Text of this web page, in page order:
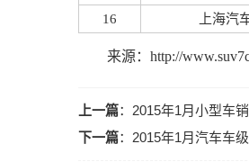
16
上海汽
来源：http://
上一篇： 2015年1月小型车
下一篇： 2015年1月汽车车